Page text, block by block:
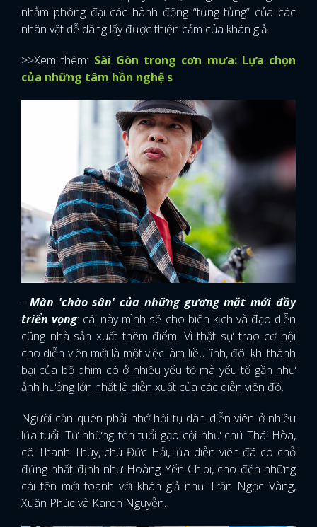
nhằm phóng đại các hành động “tưng tửng” của các
nhân vật dễ dàng lấy được thiện cảm của khán giả.
>>Xem thêm: Sài Gòn trong cơn mưa: Lựa chọn
của những tâm hồn nghệ s
- Màn 'chào sân' của những gương mặt mới đầy
triển vọng: cái này mình sẽ cho biên kịch và đạo diễn
cũng nhà sản xuất thêm điểm. Vì thật sự trao cơ hội
cho diễn viên mới là một việc làm liều lĩnh, đôi khi thành
bại của bộ phim có ở nhiều yếu tố mà yếu tố gần như
ảnh hưởng lớn nhất là diễn xuất của các diễn viên đó.
Người cần quên phải nhớ hội tụ dàn diễn viên ở nhiều
lứa tuổi. Từ những tên tuổi gạo cội như chú Thái Hòa,
cô Thanh Thúy, chú Đức Hải, lứa diễn viên đã có chỗ
đứng nhất định như Hoàng Yến Chibi, cho đến những
cái tên mới toanh với khán giả như Trần Ngọc Vàng,
Xuân Phúc và Karen Nguyễn.